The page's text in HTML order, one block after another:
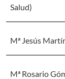
Salud)
Mª Jesús
Mª Rosario